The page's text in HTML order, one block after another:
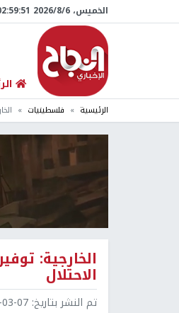
الخميس، 6/‏8/‏2026 02:59:52 مساءً
الرئيسية فلسطينيات
الخارجية:
الاحتلال
تم النشر بتاريخ: 11:30